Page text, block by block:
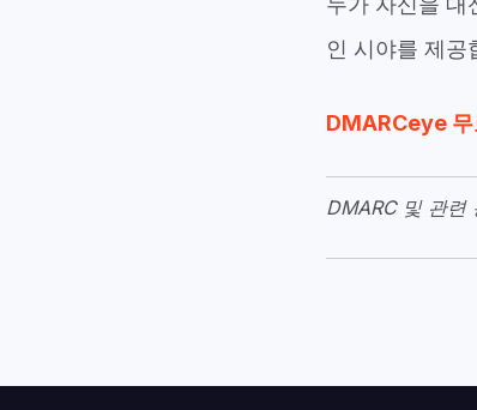
인 시야를 제공
DMARCeye 무
DMARC 및 관련